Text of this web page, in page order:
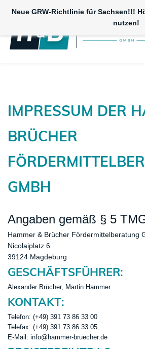
content
IMPRESSUM DER
BRÜCHER
GMBH
Angaben gemäß § 5
Hammer & Brücher Fördermittelberatung
Nicolaiplatz 6
39124 Magdeburg
GESCHÄFTSFÜHRER:
Alexander Brücher, Martin Hammer
KONTAKT:
Telefon: (+49) 391 73 86 33 00
Telefax: (+49) 391 73 86 33 05
E-Mail: info@hammer-bruecher.de
Neue GRW-Richtlinie für Sachsen!!!
nutzen!